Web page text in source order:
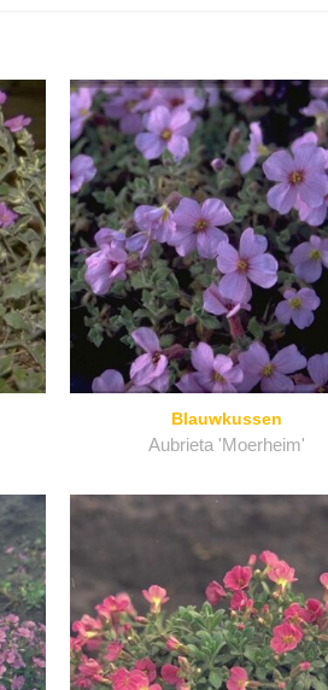
Blauwkussen
Aubrieta 'Moerheim'